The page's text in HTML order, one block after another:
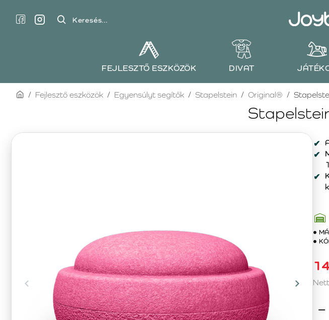
Keresés...
FEJLESZTŐ ESZKÖZÖK DIVAT
homeFejlesztő eszközök Egyensúlyt segítők Stapelstein Original®